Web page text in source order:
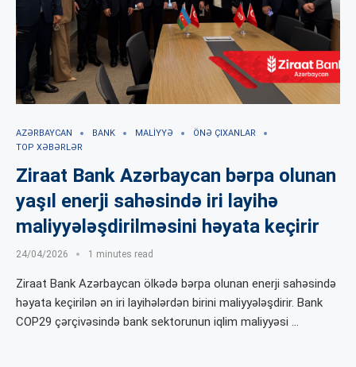
AZƏRBAYCAN BANK MALIYYƏ
ÖNƏ ÇIXANLAR
TOP XƏBƏRLƏR
Ziraat Bank Azərbaycan bərpa olunan
yaşıl enerji sahəsində iri layihə
maliyyələşdirilməsini həyata keçirir
24/04/2026 1 minutes read
Ziraat Bank Azərbaycan ölkədə bərpa olunan enerji sahəsində
həyata keçirilən ən iri layihələrdən birini maliyyələşdirir. Bank
COP29 çərçivəsində bank sektorunun iqlim maliyyəsi …